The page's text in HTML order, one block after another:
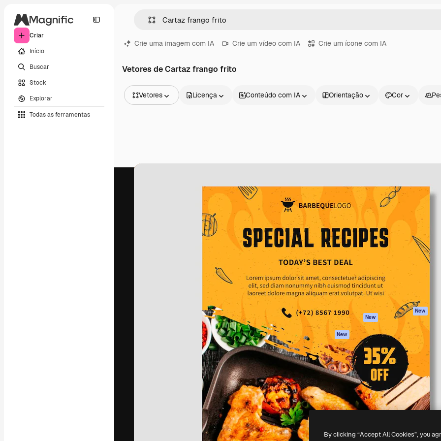
Criar
Início
Buscar
Stock
Explorar
Todas as ferramentas
Crie uma imagem com IA Crie um vídeo com IA Crie um ícone com IA
Vetores de Cartaz frango frito
Vetores
Vídeos
Licença Conteúdo com IA Orientação Cor
A plataforma criativa para você direcionar
seu melhor trabalho. Mais de 1 milhão de
assinantes entre criativos, empresas,
agências e estúdios.
Português
Produtos
Spaces
Assistente de IA
Gerador de
imagens
Gerador de vídeos
Texto para voz
Conteúdo de stock
MCP para
Claude/ChatGPT
New
Agentes New
API
App móvel
Todas as
ferramentas
Começar
Academy
Documentação
Atendimento
Termos e
condições
Política de
privacidade
Originais New
Política de cookies
Central de
confiabilidade
Afiliados
Empresas
Copyright © 2010-2026Freepik Company S.L.U. Todos os direitos reservados.
By clicking “Accept All Cookies”, you